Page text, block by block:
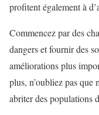
profitent également à
Commencez par des
dangers et fournir des
améliorations plus
plus, n’oubliez pas que
abriter des populations